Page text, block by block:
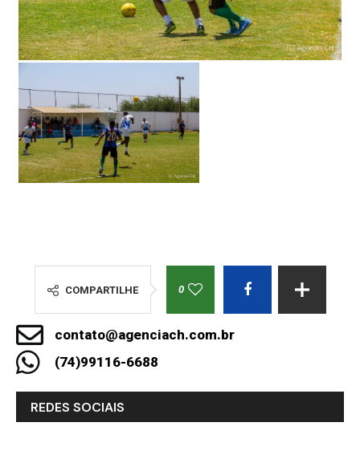
COMPARTILHE 0
contato@agenciach.com.br
(74)99116-6688
REDES SOCIAIS